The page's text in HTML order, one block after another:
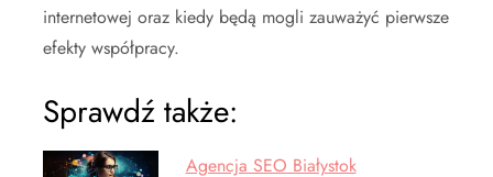
internetowej oraz kiedy będą mogli zauważyć pierwsze
efekty współpracy.
Sprawdź także:
Agencja SEO Białystok